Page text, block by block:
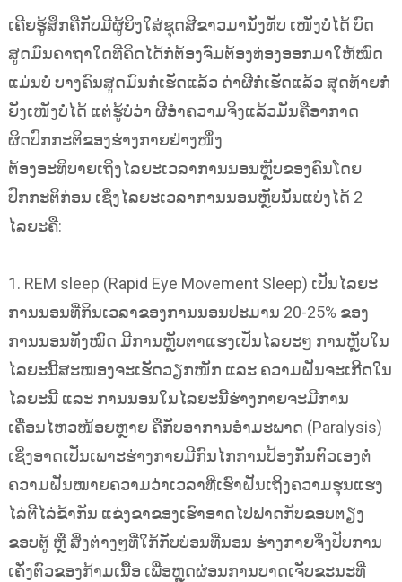
ເຄີຍຮູ້ສຶກຄືກັບມີຜູ້ຍິງໃສ່ຊຸດສີຂາວມານັ່ງທັບ ເໜັງບໍ່ໄດ້ ບົດ
ສູດມົນຄາຖາໃດທີ່ຄິດໄດ້ກໍ່ຕ້ອງຈົ່ມຕ້ອງທ່ອງອອກມາໃຫ້ໝົດ
ແມ່ນບໍ່ ບາງຄົນສູດມົນກໍ່ເຮັດແລ້ວ ດ່າຜີກໍ່ເຮັດແລ້ວ ສຸດທ້າຍກໍ່
ຍັງເໜັງບໍ່ໄດ້ ແຕ່ຮູ້ບໍ່ວ່າ ຜີອຳຄວາມຈິງແລ້ວມັນຄືອາກາດ
ຜິດປົກກະຕິຂອງຮ່າງກາຍຢ່າງໜຶ່ງ
ຕ້ອງອະທິບາຍເຖິງໄລຍະເວລາການນອນຫຼັບຂອງຄົນໂດຍ
ປົກກະຕິກ່ອນ ເຊິ່ງໄລຍະເວລາການນອນຫຼັບນັ້ນແບ່ງໄດ້ 2
ໄລຍະຄື:
1. REM sleep (Rapid Eye Movement Sleep) ເປັນໄລຍະ
ການນອນທີ່ກິນເວລາຂອງການນອນປະມານ 20-25% ຂອງ
ການນອນທັງໝົດ ມີການຫຼັບຕາແຮງເປັນໄລຍະໆ ການຫຼັບໃນ
ໄລຍະນີ້ສະໝອງຈະເຮັດວຽກໜັກ ແລະ ຄວາມຝັນຈະເກີດໃນ
ໄລຍະນີ້ ແລະ ການນອນໃນໄລຍະນີ້ຮ່າງກາຍຈະມີການ
ເຄື່ອນໄຫວໜ້ອຍຫຼາຍ ຄືກັບອາການອຳມະພາດ (Paralysis)
ເຊິ່ງອາດເປັນເພາະຮ່າງກາຍມີກົນໄກການປ້ອງກັນຕົວເອງຕໍ່
ຄວາມຝັນໝາຍຄວາມວ່າເວລາທີ່ເຮົາຝັນເຖິງຄວາມຮຸນແຮງ
ໄລ່ຕີໄລ່ຂ້າກັນ ແຂ່ງຂາຂອງເຮົາອາດໄປຟາດກັບຂອບຕຽງ
ຂອບຕູ້ ຫຼື ສິ່ງຕ່າງໆທີ່ໃກ້ກັບບ່ອນທີ່ນອນ ຮ່າງກາຍຈຶ່ງປັບການ
ເຄັ່ງຕົວຂອງກ້າມເນື້ອ ເພື່ອຫຼຸດຜ່ອນການບາດເຈັບຂະນະທີ່